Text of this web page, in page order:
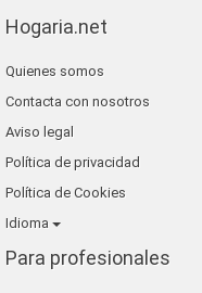
Hogaria.net
Quienes somos
Contacta con nosotros
Aviso legal
Política de privacidad
Política de Cookies
Idioma
Para profesionales